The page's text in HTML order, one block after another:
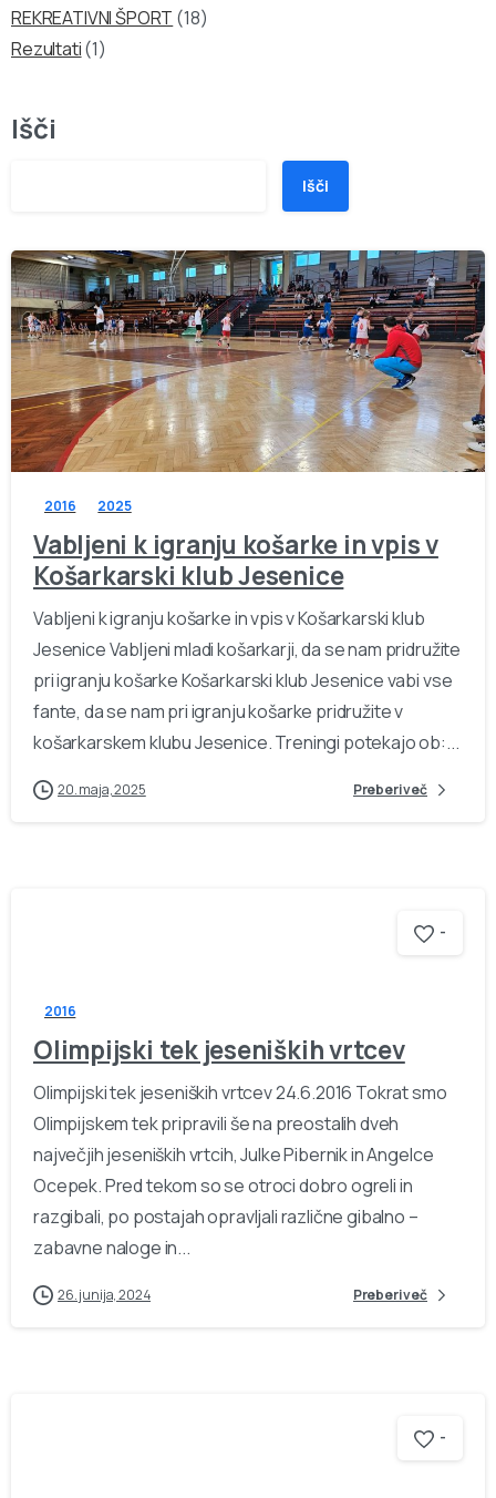
REKREATIVNI ŠPORT (18)
Rezultati(1)
Išči
Išči
-
2016 2025
Vabljeni k igranju košarke in vpis v
Košarkarski klub Jesenice
Vabljeni k igranju košarke in vpis v Košarkarski klub
Jesenice Vabljeni mladi košarkarji, da se nam pridružite
pri igranju košarke Košarkarski klub Jesenice vabi vse
fante, da se nam pri igranju košarke pridružite v
košarkarskem klubu Jesenice. Treningi potekajo ob:...
20. maja, 2025 Preberi več
-
2016
Olimpijski tek jeseniških vrtcev
Olimpijski tek jeseniških vrtcev 24.6.2016 Tokrat smo
Olimpijskem tek pripravili še na preostalih dveh
največjih jeseniških vrtcih, Julke Pibernik in Angelce
Ocepek. Pred tekom so se otroci dobro ogreli in
razgibali, po postajah opravljali različne gibalno –
zabavne naloge in...
26. junija, 2024 Preberi več
-